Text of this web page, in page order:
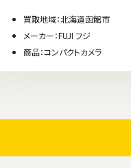
買取地域：北海道函館市
メーカー：FUJI フジ
商品：コンパクトカメラ